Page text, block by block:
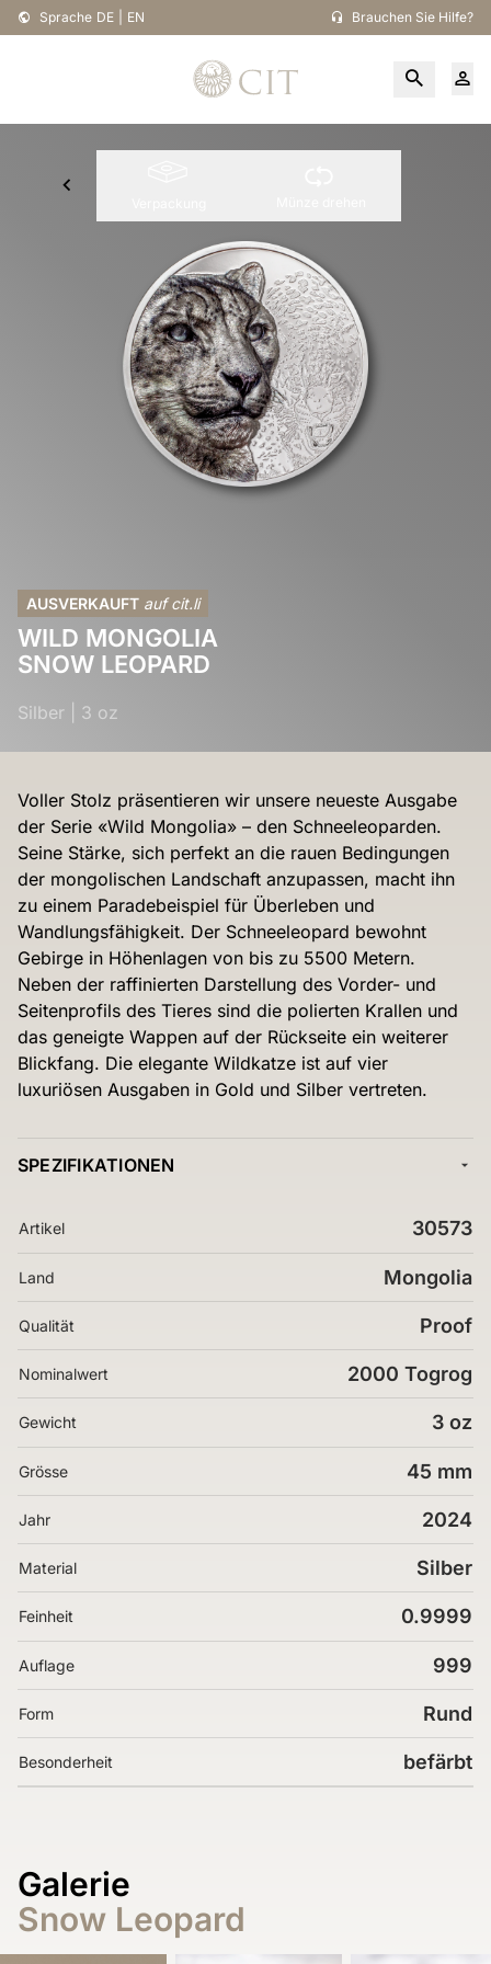
Sprache DE EN Brauchen Sie Hilfe?
AUSVERKAUFT auf cit.li
WILD MONGOLIA
SNOW LEOPARD
Silber 3 oz
Voller Stolz präsentieren wir unsere neueste Ausgabe
der Serie «Wild Mongolia» – den Schneeleoparden.
Seine Stärke, sich perfekt an die rauen Bedingungen
der mongolischen Landschaft anzupassen, macht ihn
zu einem Paradebeispiel für Überleben und
Wandlungsfähigkeit. Der Schneeleopard bewohnt
Gebirge in Höhenlagen von bis zu 5500 Metern.
Neben der raffinierten Darstellung des Vorder- und
Seitenprofils des Tieres sind die polierten Krallen und
das geneigte Wappen auf der Rückseite ein weiterer
Blickfang. Die elegante Wildkatze ist auf vier
luxuriösen Ausgaben in Gold und Silber vertreten.
SPEZIFIKATIONEN
Artikel 30573
Land Mongolia
Qualität Proof
Nominalwert 2000 Togrog
Gewicht 3 oz
Grösse 45 mm
Jahr 2024
Material Silber
Feinheit 0.9999
Auflage 999
Form Rund
Besonderheit befärbt
Galerie
Snow Leopard